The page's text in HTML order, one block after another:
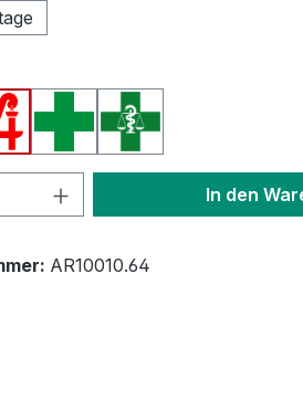
A (Deutschland)
A (Österreich)
Apothekenkreuz
Apothekenkreuz
Anzahl: Gib denIn den
AR10010.64